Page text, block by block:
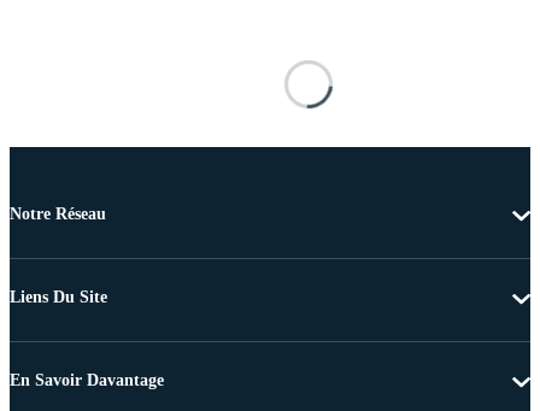
Notre Réseau
Liens Du Site
En Savoir Davantage